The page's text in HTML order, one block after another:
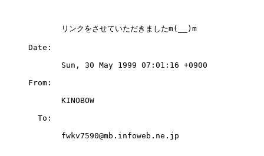
            リンクをさせていただきましたm(__)m
     Date:
            Sun, 30 May 1999 07:01:16 +0900
     From:
            KINOBOW
       To:
            fwkv7590@mb.infoweb.ne.jp